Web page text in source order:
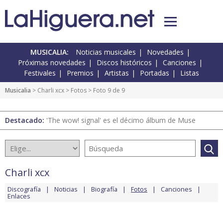
MUSICALIA: Noticias musicales
Novedades
Próximas novedades
Discos históricos
Canciones
Festivales
Premios Artistas Portadas Listas
Musicalia > Charli xcx > Fotos > Foto 9 de 9
Destacado: 'The wow! signal' es el décimo álbum de Muse
Charli xcx
Discografía Noticias Biografía Fotos Canciones
Enlaces